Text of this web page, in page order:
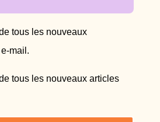
tous les nouveaux
mail.
tous les nouveaux articles